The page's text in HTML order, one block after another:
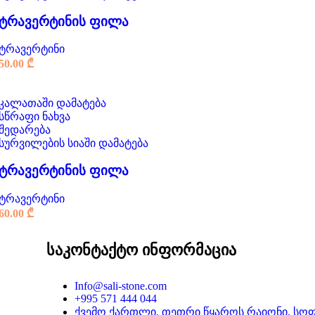
ფილა
₾
დამატება
ნახვა
სიაში დამატება
ფილა
₾
საკონტაქტო ინფორმაცია
Info@sali-stone.com
+995 571 444 044
ქვემო ქართლი, თეთრი წყაროს რაიონი,